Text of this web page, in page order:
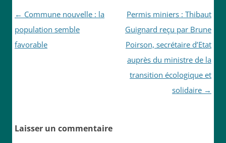
Navigation
des
articles
← Commune nouvelle : la
population semble
favorable
Permis miniers : Thibaut
Guignard reçu par Brune
Poirson, secrétaire d’Etat
auprès du ministre de la
transition écologique et
solidaire →
Laisser un commentaire